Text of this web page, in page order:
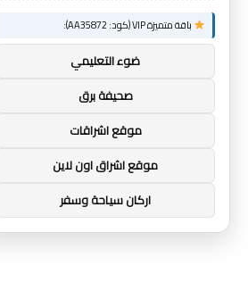
باقة متميزة VIP (كود: AA35872):
ضوء التعليمي
صحيفة برق
موقع اشراقات
موقع اشراق اون لاين
اركان سياحة وسفر